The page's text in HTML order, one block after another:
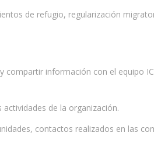
de refugio, regularización
información con el equipo
de la organización.
contactos realizados en las